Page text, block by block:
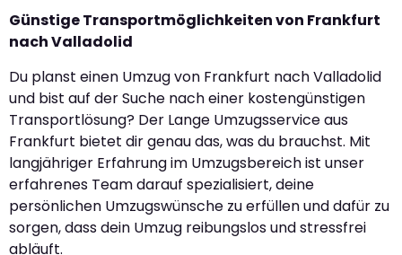
Günstige Transportmöglichkeiten von Frankfurt
nach Valladolid
Du planst einen Umzug von Frankfurt nach Valladolid
und bist auf der Suche nach einer kostengünstigen
Transportlösung? Der Lange Umzugsservice aus
Frankfurt bietet dir genau das, was du brauchst. Mit
langjähriger Erfahrung im Umzugsbereich ist unser
erfahrenes Team darauf spezialisiert, deine
persönlichen Umzugswünsche zu erfüllen und dafür zu
sorgen, dass dein Umzug reibungslos und stressfrei
abläuft.